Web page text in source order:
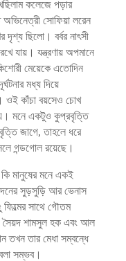
কলেজে পড়ার
সোফিয়া লরেন
দৃশ্য ছিলো। বর্বর নাৎসী
যায়। যন্ত্রণায় অপমানে
মেয়েকে এতোদিন
মধ্য দিয়ে
ওই কাঁচা বয়সেও চোখ
মনে একটুও কুপ্রবৃত্তি
জাগে, তাহলে ধরে
গন্ডগোল রয়েছে।
মানুষের মনে একই
সুড়সুড়ি আর ভেনাস
ফিল্মের সাথে গৌতম
সৈয়দ শামসুল হক এবং আল
তখন তার মেধা সম্বন্ধে
সম্ভব।